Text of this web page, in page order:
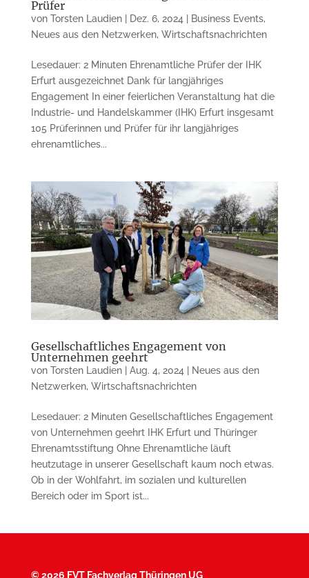
Prüfer
von Torsten Laudien| Dez. 6, 2024 | Business Events,
Neues aus den Netzwerken, Wirtschaftsnachrichten
Lesedauer: 2 Minuten Ehrenamtliche Prüfer der IHK
Erfurt ausgezeichnet Dank für langjähriges
Engagement In einer feierlichen Veranstaltung hat die
Industrie- und Handelskammer (IHK) Erfurt insgesamt
105 Prüferinnen und Prüfer für ihr langjähriges
ehrenamtliches...
Gesellschaftliches Engagement von
Unternehmen geehrt
von Torsten Laudien| Aug. 4, 2024
Neues aus den
Netzwerken, Wirtschaftsnachrichten
Lesedauer: 2 Minuten Gesellschaftliches Engagement
von Unternehmen geehrt IHK Erfurt und Thüringer
Ehrenamtsstiftung Ohne Ehrenamtliche läuft
heutzutage in unserer Gesellschaft kaum noch etwas.
Ob in der Wohlfahrt, im sozialen und kulturellen
Bereich oder im Sport ist...
©2026 FVT Fachverlag Thüringen UG